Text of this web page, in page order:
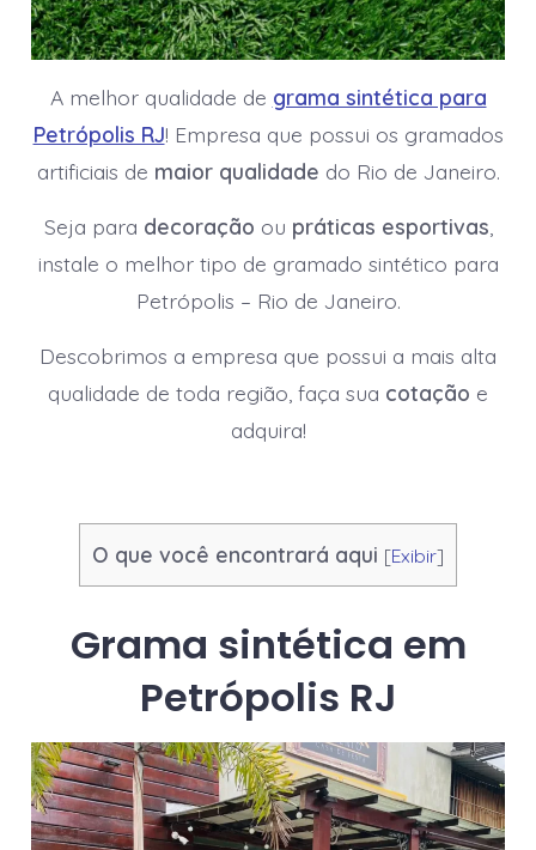
A melhor qualidade de grama sintética para
Petrópolis RJ! Empresa que possui os gramados
artificiais de maior qualidade do Rio de Janeiro.
Seja para decoração ou práticas esportivas
instale o melhor tipo de gramado sintético para
Petrópolis – Rio de Janeiro.
Descobrimos a empresa que possui a mais alta
qualidade de toda região, faça sua cotação e
adquira!
O que você encontrará aqui [Exibir]
Grama sintética em
Petrópolis RJ